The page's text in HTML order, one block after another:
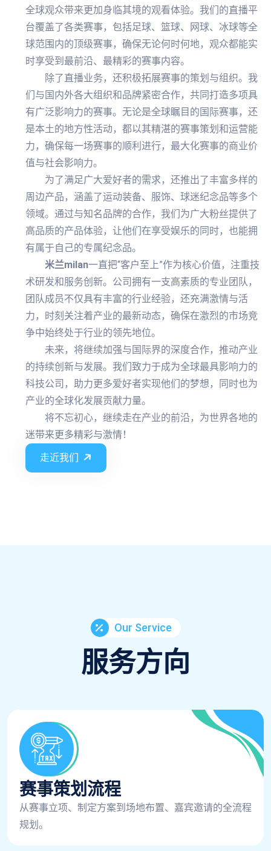
全球观众带来更加身临其境的观看体验。我们的直播平
台覆盖了各类赛事，包括足球、篮球、网球、冰球等全
球范围内的顶级赛事，确保无论何时何地，观众都能实
时享受到最前沿、最精彩的赛事内容。
除了直播业务，还积极拓展赛事的策划与组织。我
们与国内外各大组织和品牌紧密合作，共同打造多项具
有广泛影响力的赛事。无论是全球瞩目的国际赛事，还
是本土的地方性活动，都以其精湛的赛事策划和运营能
力，确保每一场赛事的顺利进行，最大化赛事的商业价
值与社会影响力。
为了满足广大爱好者的需求，还推出了丰富多样的
周边产品，涵盖了运动装备、服饰、球迷纪念品等多个
领域。通过与知名品牌的合作，我们为广大粉丝提供了
高品质的产品体验，让他们在享受娱乐的同时，也能拥
有属于自己的专属纪念品。
米兰milan一直把“客户至上”作为核心价值，注重技
术研发和服务创新。公司拥有一支高素质的专业团队，
团队成员不仅具有丰富的行业经验，还充满激情与活
力，时刻关注着产业的最新动态，确保在激烈的市场竞
争中始终处于行业的领先地位。
未来，将继续加强与国际界的深度合作，推动产业
的持续创新与发展。我们致力于成为全球最具影响力的
科技公司，助力更多爱好者实现他们的梦想，同时也为
产业的全球化发展贡献力量。
将不忘初心，继续走在产业的前沿，为世界各地的
迷带来更多精彩与激情！
走近我们
Our Service
服务方向
赛事策划流程
从赛事立项、制定方案到场地布置、嘉宾邀请的全流程
规划。